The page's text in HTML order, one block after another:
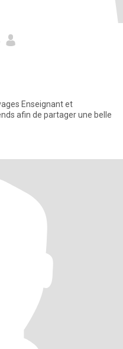
afin de partager une belle